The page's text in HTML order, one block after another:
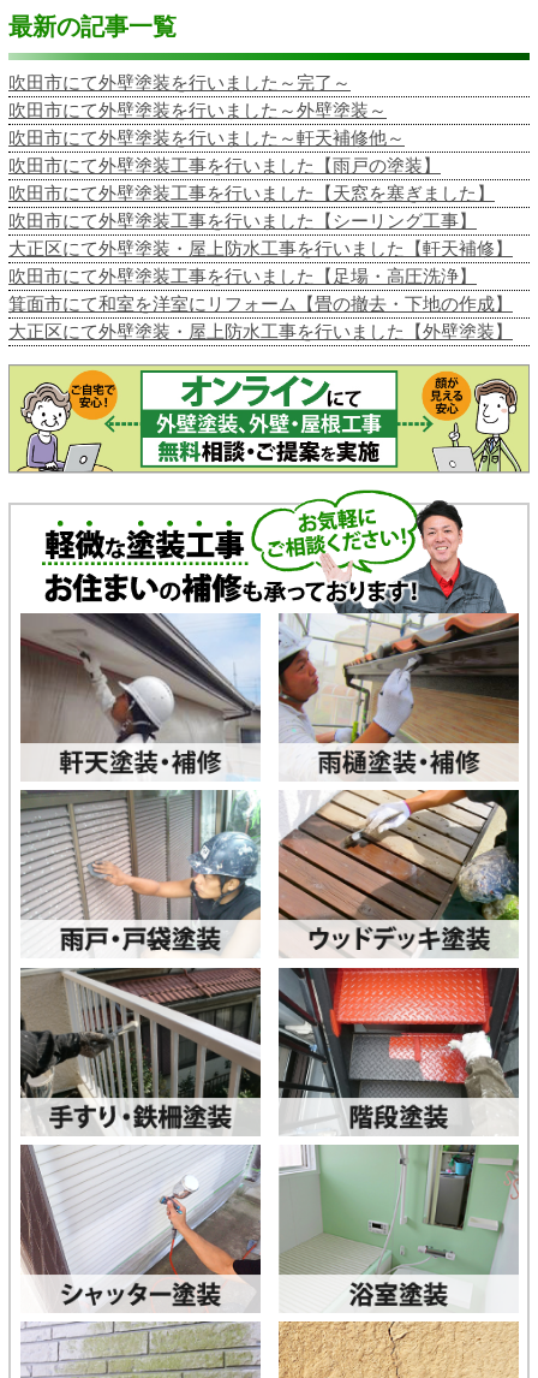
最新の記事一覧
吹田市にて外壁塗装を行いました～完了～
吹田市にて外壁塗装を行いました～外壁塗装～
吹田市にて外壁塗装を行いました～軒天補修他～
吹田市にて外壁塗装工事を行いました【雨戸の塗装】
吹田市にて外壁塗装工事を行いました【天窓を塞ぎました】
吹田市にて外壁塗装工事を行いました【シーリング工事】
大正区にて外壁塗装・屋上防水工事を行いました【軒天補修】
吹田市にて外壁塗装工事を行いました【足場・高圧洗浄】
箕面市にて和室を洋室にリフォーム【畳の撤去・下地の作成】
大正区にて外壁塗装・屋上防水工事を行いました【外壁塗装】